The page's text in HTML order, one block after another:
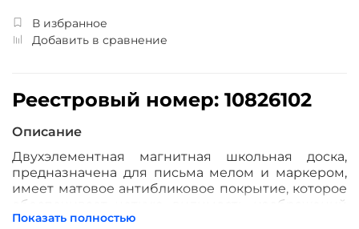
В избранное
Добавить в сравнение
Реестровый номер: 10826102
Описание
Двухэлементная магнитная школьная доска,
предназначена для письма мелом и маркером,
имеет матовое антибликовое покрытие, которое
обеспечивает четкую видимость изображений
под любым углом зрения.
Показать полностью